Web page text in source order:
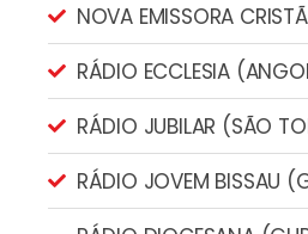
NOVA EMISSORA
RÁDIO ECCLESIA
RÁDIO JUBILAR (SÃO
RÁDIO JOVEM BISSAU